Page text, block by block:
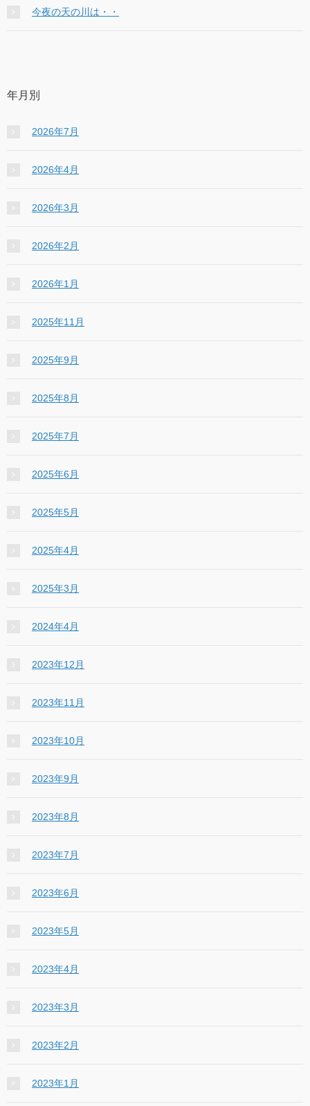
今夜の天の川は・・
年月別
2026年7月
2026年4月
2026年3月
2026年2月
2026年1月
2025年11月
2025年9月
2025年8月
2025年7月
2025年6月
2025年5月
2025年4月
2025年3月
2024年4月
2023年12月
2023年11月
2023年10月
2023年9月
2023年8月
2023年7月
2023年6月
2023年5月
2023年4月
2023年3月
2023年2月
2023年1月